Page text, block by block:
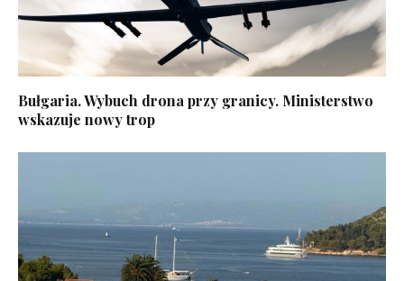
Bułgaria. Wybuch drona przy granicy. Ministerstwo
wskazuje nowy trop